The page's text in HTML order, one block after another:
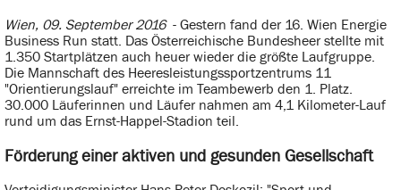
Wien, 09. September 2016 - Gestern fand der 16. Wien Energie
Business Run statt. Das Österreichische Bundesheer stellte mit
1.350 Startplätzen auch heuer wieder die größte Laufgruppe.
Die Mannschaft des Heeresleistungssportzentrums 11
"Orientierungslauf" erreichte im Teambewerb den 1. Platz.
30.000 Läuferinnen und Läufer nahmen am 4,1 Kilometer-Lauf
rund um das Ernst-Happel-Stadion teil.
Förderung einer aktiven und gesunden Gesellschaft